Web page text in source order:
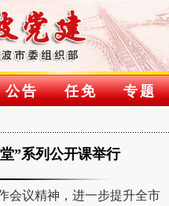
公告 任免 专题
”系列公开课举行
会议精神，进一步提升全市